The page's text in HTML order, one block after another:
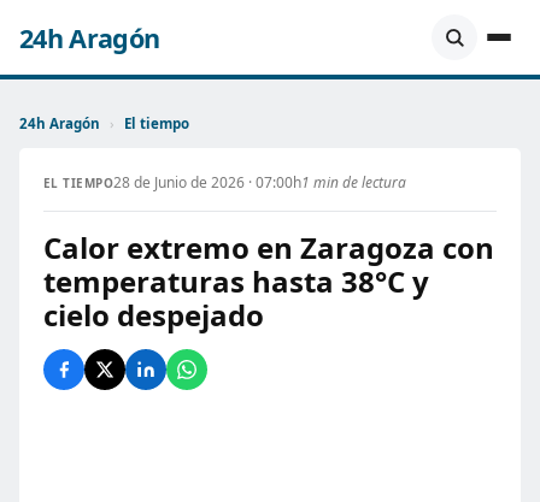
24h Aragón
24h Aragón › El tiempo
EL TIEMPO28 de Junio de 2026 · 07:00h1 min de lectura
Calor extremo en Zaragoza con
temperaturas hasta 38°C y
cielo despejado